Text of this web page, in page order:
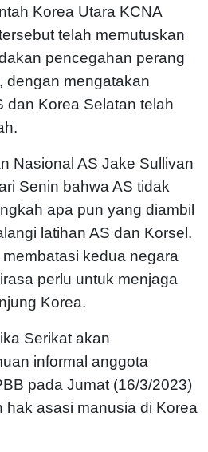
Korea Utara KCNA
telah memutuskan
pencegahan perang
dengan mengatakan
dan Korea Selatan telah
Nasional AS Jake Sullivan
Senin bahwa AS tidak
apa pun yang diambil
latihan AS dan Korsel.
kedua negara
perlu untuk menjaga
Korea.
Serikat akan
informal anggota
pada Jumat (16/3/2023)
hak asasi manusia di Korea